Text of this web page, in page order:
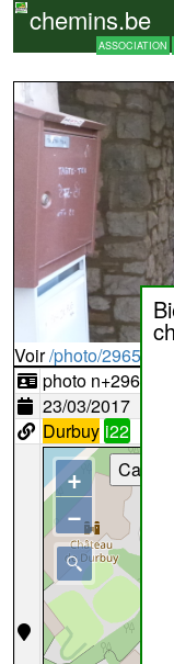
chemins.be
ASSOCIATION
Voir/photo/
photo n+296549
23/03/2017
Durbuy i22
+
−
Cartes